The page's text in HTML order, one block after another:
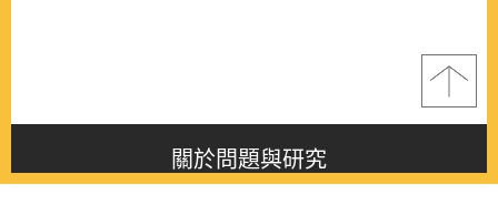
關於問題與研究
About this journal